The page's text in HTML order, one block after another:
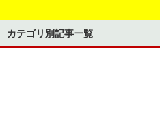
カテゴリ別記事一覧